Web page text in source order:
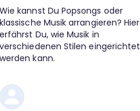
Wie kannst Du Popsongs oder
klassische Musik arrangieren? Hier
erfährst Du, wie Musik in
verschiedenen Stilen eingerichtet